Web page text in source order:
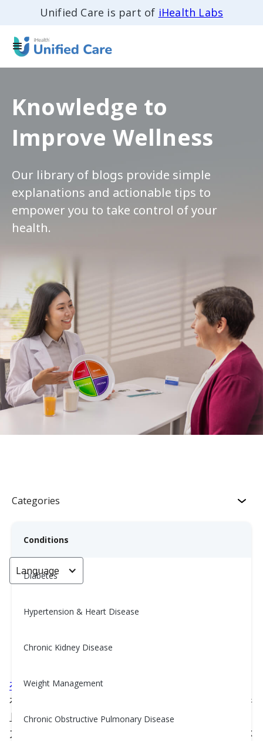
Unified Care is part of iHealth Labs
Knowledge to
Improve Wellness
Our library of blogs provide simple
explanations and actionable tips to
empower you to take control of your
health.
Categories
Conditions
Diabetes
Hypertension & Heart Disease
Chronic Kidney Disease
Weight Management
Chronic Obstructive Pulmonary Disease
Language
力量训练：8 个动作打造全身力量
Yiwen Lu, MS, RD
有氧运动 如跑步、游泳和骑自行车对你的健康非常
有益。它们对你的心脏有奇妙的效果，增强耐力，并
且通过燃烧卡路里帮助你管理体重。但，嘿，别忘了
力量训练的重要性。它是加速新陈代谢的秘诀。在你